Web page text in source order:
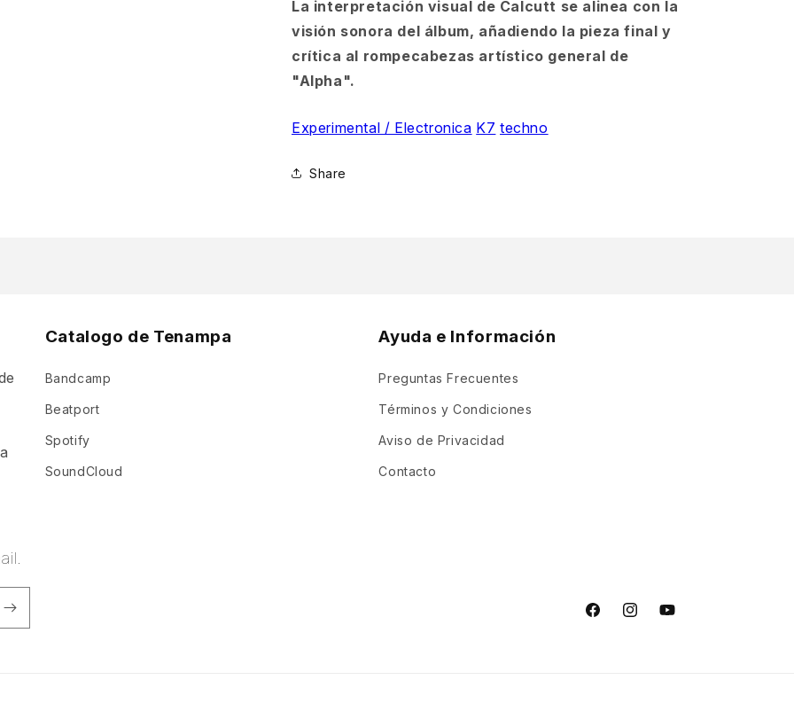
La interpretación visual de Calcutt se alinea con la
visión sonora del álbum, añadiendo la pieza final y
crítica al rompecabezas artístico general de
"Alpha".
Experimental / Electronica K7 techno
Share
Catalogo de Tenampa
Bandcamp
Beatport
Spotify
SoundCloud
Ayuda e Información
Preguntas Frecuentes
Términos y Condiciones
Aviso de Privacidad
Contacto
FacebookInstagramYouTube